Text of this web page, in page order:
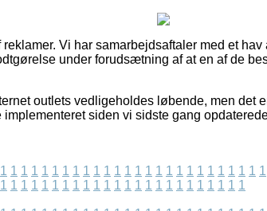
Vi har samarbejdsaftaler med et
under forudsætning af at en af de
outlets vedligeholdes løbende, men det
siden vi sidste gang
1 1 1 1 1 1 1 1 1 1 1 1 1 1 1 1 1 1 1 1 1 1 1 1 1 1
1 1 1 1 1 1 1 1 1 1 1 1 1 1 1 1 1 1 1 1 1 1 1 1